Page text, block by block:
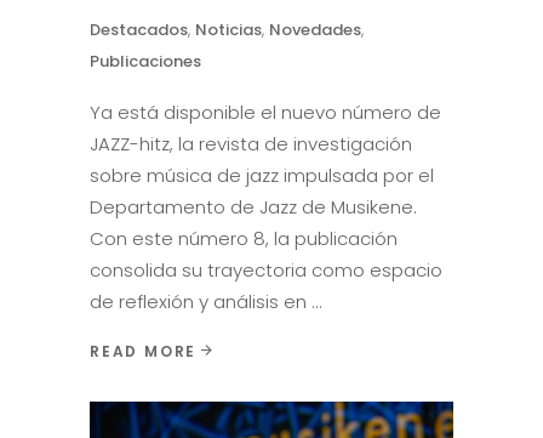
Destacados, Noticias, Novedades,
Publicaciones
Ya está disponible el nuevo número de
JAZZ-hitz, la revista de investigación
sobre música de jazz impulsada por el
Departamento de Jazz de Musikene.
Con este número 8, la publicación
consolida su trayectoria como espacio
de reflexión y análisis en
READ MORE